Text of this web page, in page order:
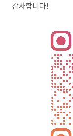
감사합니다!